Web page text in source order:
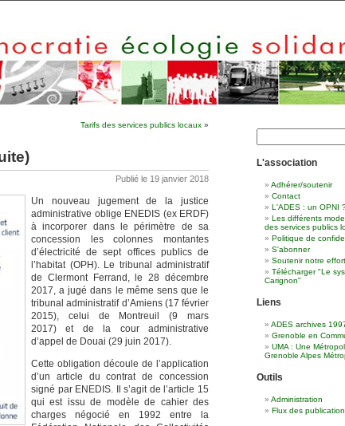
Tarifs des services publics locaux »
Publié le 19 janvier 2018
Un nouveau jugement de la justice
administrative oblige ENEDIS (ex ERDF)
à incorporer dans le périmètre de sa
concession les colonnes montantes
d’électricité de sept offices publics de
l’habitat (OPH). Le tribunal administratif
de Clermont Ferrand, le 28 décembre
2017, a jugé dans le même sens que le
tribunal administratif d’Amiens (17 février
2015), celui de Montreuil (9 mars
2017) et de la cour administrative
d’appel de Douai (29 juin 2017).
Cette obligation découle de l’application
d’un article du contrat de concession
signé par ENEDIS. Il s’agit de l’article 15
qui est issu de modèle de cahier des
charges négocié en 1992 entre la
Rechercher
L'association
Adhérer/soutenir
Contact
L'ADES : un OPNI
Les différents
des services publics
Politique de
S'abonner
Soutenir notre
Télécharger "Le
Carignon"
Liens
ADES archives
Grenoble en
UMA : Une
Grenoble Alpes
Outils
Administration
Flux des